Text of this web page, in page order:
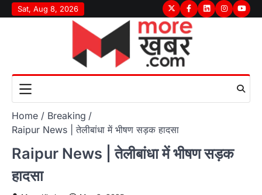
Skip
to
Sat, Aug 8, 2026 TwitterFacebook
LinkedInInstagram
Home
Breaking
Raipur News | तेलीबांधा में भीषण सड़क हादसा
Raipur News | तेलीबांधा में भीषण सड़क
हादसा